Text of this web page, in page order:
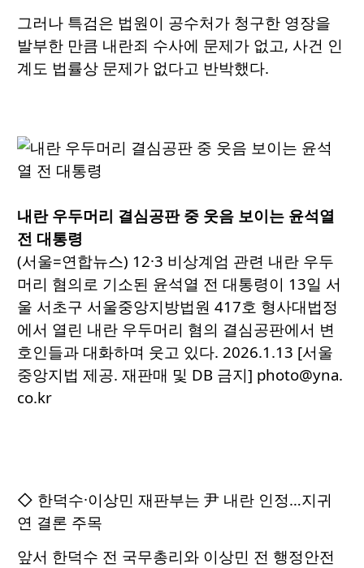
그러나 특검은 법원이 공수처가 청구한 영장을
발부한 만큼 내란죄 수사에 문제가 없고, 사건 인
계도 법률상 문제가 없다고 반박했다.
내란 우두머리 결심공판 중 웃음 보이는 윤석열
전 대통령
(서울=연합뉴스) 12·3 비상계엄 관련 내란 우두
머리 혐의로 기소된 윤석열 전 대통령이 13일 서
울 서초구 서울중앙지방법원 417호 형사대법정
에서 열린 내란 우두머리 혐의 결심공판에서 변
호인들과 대화하며 웃고 있다. 2026.1.13 [서울
중앙지법 제공. 재판매 및 DB 금지] photo@yna.
co.kr
◇ 한덕수·이상민 재판부는 尹 내란 인정…지귀
연 결론 주목
앞서 한덕수 전 국무총리와 이상민 전 행정안전